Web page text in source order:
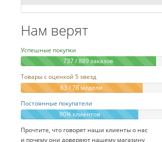
Нам верят
Успешные покупки
737 / 889 заказов
Товары с оценкой 5 звезд
63 / 78 модели
Постоянные покупатели
90% клиентов
Прочтите, что говорят наши клиенты о нас
и почему они доверяют нашему магазину